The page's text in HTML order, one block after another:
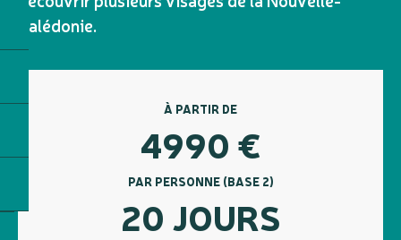
Calédonie.
À PARTIR DE
4990 €
PAR PERSONNE (BASE 2)
20 JOURS